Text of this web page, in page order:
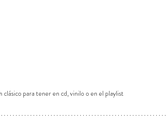
clásico para tener en cd, vinilo o en el playlist